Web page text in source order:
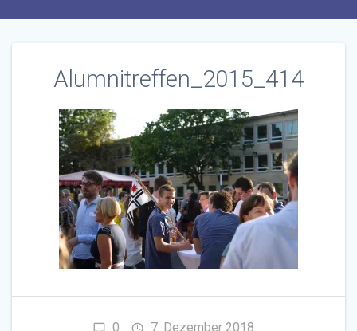
Alumnitreffen_2015_414
0 7. Dezember 2018